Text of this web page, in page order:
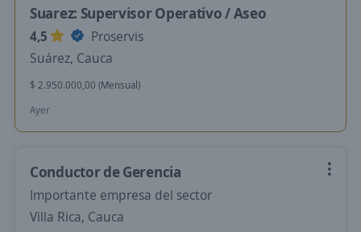
Suarez: Supervisor Operativo / Aseo
4,5
Proservis
Suárez, Cauca
$ 2.950.000,00 (Mensual)
Ayer
Conductor de Gerencia
Importante empresa del sector
Villa Rica, Cauca